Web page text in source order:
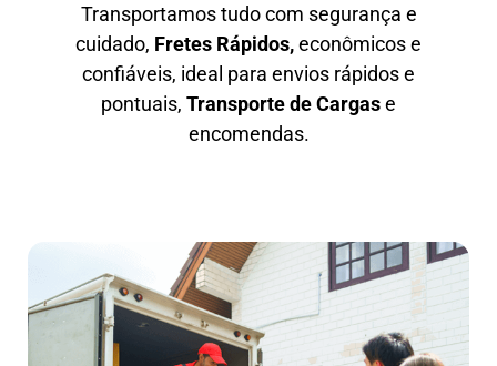
Transportamos tudo com segurança e
cuidado, Fretes Rápidos,econômicos e
confiáveis, ideal para envios rápidos e
pontuais, Transporte de Cargase
encomendas.